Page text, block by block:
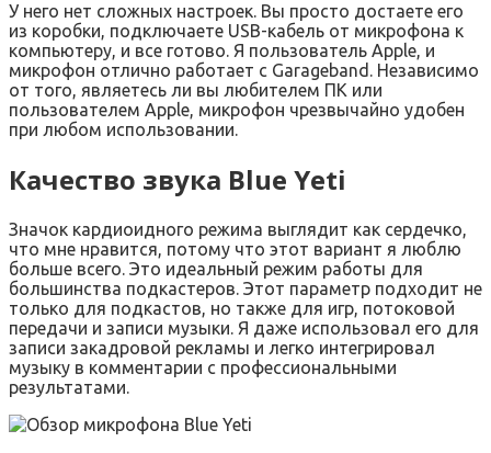
У него нет сложных настроек. Вы просто достаете его
из коробки, подключаете USB-кабель от микрофона к
компьютеру, и все готово. Я пользователь Apple, и
микрофон отлично работает с Garageband. Независимо
от того, являетесь ли вы любителем ПК или
пользователем Apple, микрофон чрезвычайно удобен
при любом использовании.
Качество звука Blue Yeti
Значок кардиоидного режима выглядит как сердечко,
что мне нравится, потому что этот вариант я люблю
больше всего. Это идеальный режим работы для
большинства подкастеров. Этот параметр подходит не
только для подкастов, но также для игр, потоковой
передачи и записи музыки. Я даже использовал его для
записи закадровой рекламы и легко интегрировал
музыку в комментарии с профессиональными
результатами.